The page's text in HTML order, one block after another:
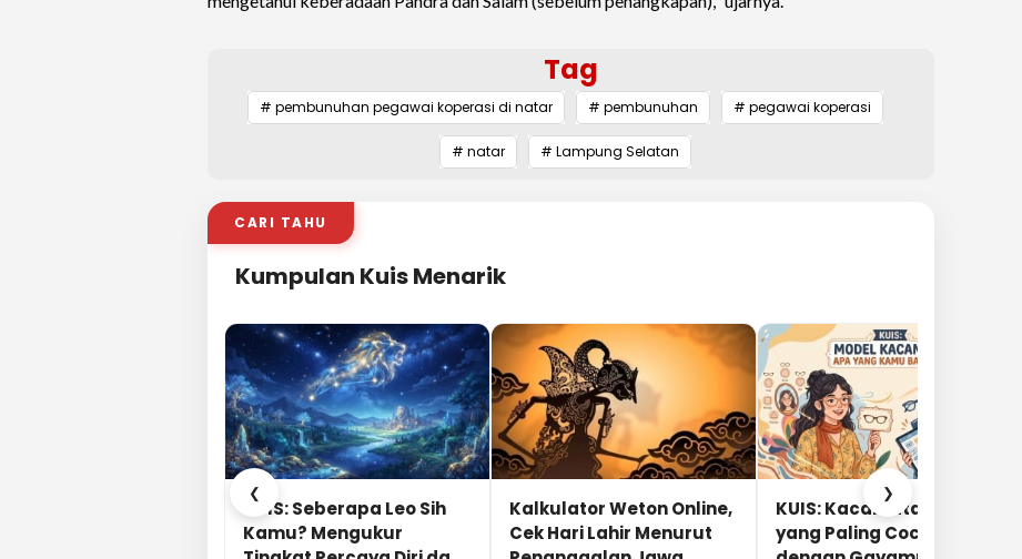
Tag
# pembunuhan pegawai koperasi di natar # pembunuhan # pegawai koperasi
# natar # Lampung Selatan
CARI TAHU
Kumpulan Kuis Menarik
❮
KUIS: Seberapa Leo Sih
Kamu? Mengukur
Kalkulator Weton Online,
Cek Hari Lahir Menurut
KUIS: Kacamata Apa
yang Paling Cocok
❯